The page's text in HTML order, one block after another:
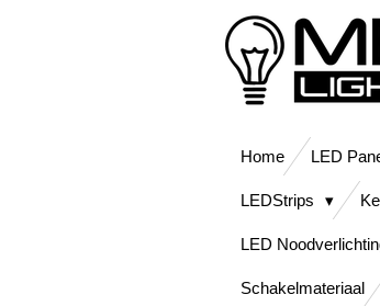
Home LED
LEDStrips
LED
Schakelmateriaal